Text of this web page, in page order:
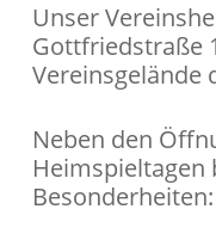
Unser
Gottfriedstraße
Vereinsgelände
Neben den
Besonderheiten: